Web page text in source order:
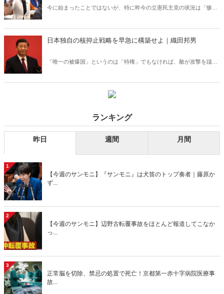
今に始まったことではないが、特に昨今の立憲民主党の状況は「惨
らしている。党内抗争にうつつを抜かし、国益そっちのけで先進7ヵ
国首脳会議（G7広島サミット）をこき下ろす――。その姿はあまりに
日本独自の核抑止戦略を早急に構築せよ｜織田邦男
「唯一の被爆国」というのは「特権」でもなければ、敵が攻撃を躊躇
いうのは、もはや通用しない。
ランキング
昨日 週間 月間
1
【今週のサンモニ】『サンモニ』は犬笛のトップ奏者｜藤原か
ず...
2
【今週のサンモニ】辺野古転覆事故をほとんど報道してこなか
っ...
3
正常脳を切除、禁忌の処置で死亡！京都第一赤十字病院医療事
故...